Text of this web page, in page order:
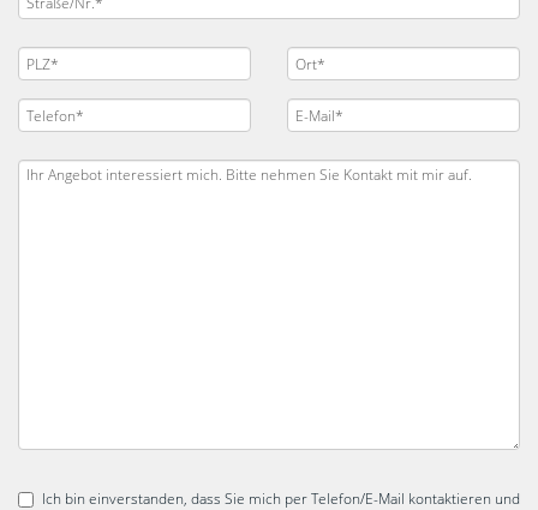
Ich bin einverstanden, dass Sie mich per Telefon/E-Mail kontaktieren und